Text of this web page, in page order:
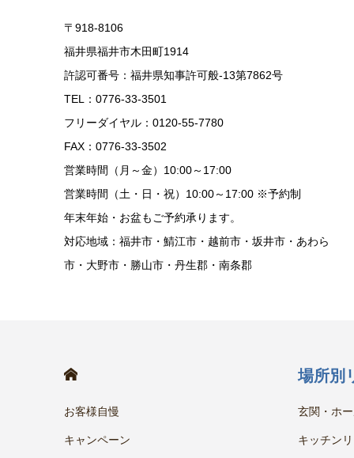
〒918-8106
福井県福井市木田町1914
許認可番号：福井県知事許可般-13第7862号
TEL：0776-33-3501
フリーダイヤル：0120-55-7780
FAX：0776-33-3502
営業時間（月～金）10:00～17:00
営業時間（土・日・祝）10:00～17:00 ※予約制
年末年始・お盆もご予約承ります。
対応地域：福井市・鯖江市・越前市・坂井市・あわら
市・大野市・勝山市・丹生郡・南条郡
お客様自慢
キャンペーン
場所別
玄関・ホ
キッチン